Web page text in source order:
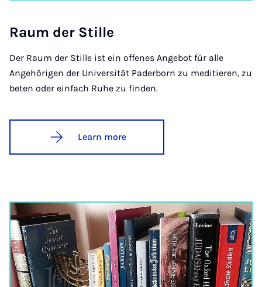
Raum der Stille
Der Raum der Stille ist ein offenes Angebot für alle
Angehörigen der Universität Paderborn zu meditieren, zu
beten oder einfach Ruhe zu finden.
Learn more